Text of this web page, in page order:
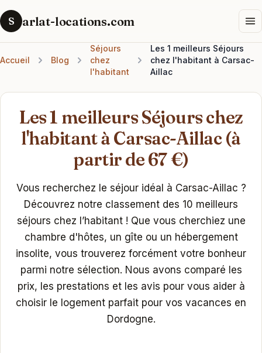
S arlat-locations.com
Accueil Blog
Séjours
chez
l'habitant
Les 1 meilleurs Séjours
chez l'habitant à Carsac-
Aillac
Les 1 meilleurs Séjours chez
l'habitant à Carsac-Aillac (à
partir de 67 €)
Vous recherchez le séjour idéal à Carsac-Aillac ?
Découvrez notre classement des 10 meilleurs
séjours chez l’habitant ! Que vous cherchiez une
chambre d'hôtes, un gîte ou un hébergement
insolite, vous trouverez forcément votre bonheur
parmi notre sélection. Nous avons comparé les
prix, les prestations et les avis pour vous aider à
choisir le logement parfait pour vos vacances en
Dordogne.